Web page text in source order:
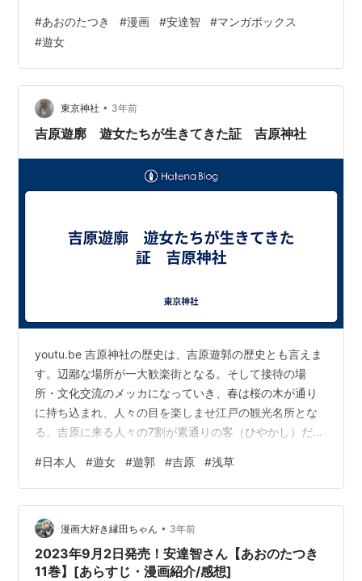
くと濃紫は少女の姿になり、浮世と冥土のはざま『鎮守
の社(ちんじゅのやしろ)』にたどり着いていました。 な
んやかんやたくさんの事がありましたが、濃紫は『あ
お』と名乗り、鎮守の社の神様『薄神』と宮司『楽丸』
と共に〝わだかまり〟を持つ人々を導く日々を過ごして
います。 11巻のお話…
#あおのたつき #漫画 #安達智 #マンガボックス
#遊女
東京神社 • 3年前
吉原遊廓 遊女たちが生きてきた証 吉原神社
youtu.be 吉原神社の歴史は、吉原遊郭の歴史とも言えま
す。辺鄙な場所が一大歓楽街となる。そして接待の場
所・文化交流のメッカになっていき、春は桜の木が通り
に持ち込まれ、人々の目を楽しませ江戸の観光名所とな
る。吉原に来る人々の7割が素通りの客（ひやかし）だっ
人々。遊女たちはお稲荷様を篤く信仰していたそう。い
ろいろな願掛けをしたのだと思います。それに思いをは
せることができる聖域です。
#日本人 #遊女 #遊郭 #吉原 #浅草
漫画大好き縁田ちゃん • 3年前
2023年9月2日発売！安達智さん【あおのたつき
11巻】[あらすじ・漫画紹介/感想]